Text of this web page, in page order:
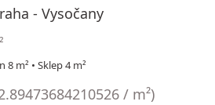
- Vysočany
8 m² • Sklep 4 m²
/ m²)